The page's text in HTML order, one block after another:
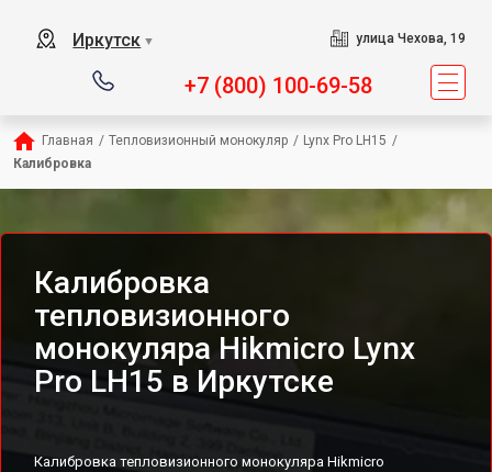
Иркутск ▼ улица Чехова, 19
+7 (800) 100-69-58
Главная / Тепловизионный монокуляр / Lynx Pro LH15 /
Калибровка
Калибровка
тепловизионного
монокуляра Hikmicro Lynx
Pro LH15 в Иркутске
Калибровка тепловизионного монокуляра Hikmicro